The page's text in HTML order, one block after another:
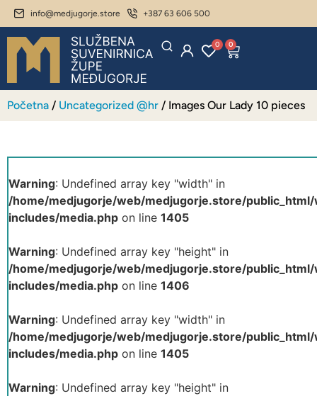
info@medjugorje.store +387 63 606 500
0 0
Početna / Uncategorized @hr / Images Our Lady 10 pieces
Warning: Undefined array key "width" in
/home/medjugorje/web/medjugorje.store/
includes/media.php on line 1405
Warning: Undefined array key "height" in
/home/medjugorje/web/medjugorje.store/
includes/media.php on line 1406
Warning: Undefined array key "width" in
/home/medjugorje/web/medjugorje.store/
includes/media.php on line 1405
Warning: Undefined array key "height" in